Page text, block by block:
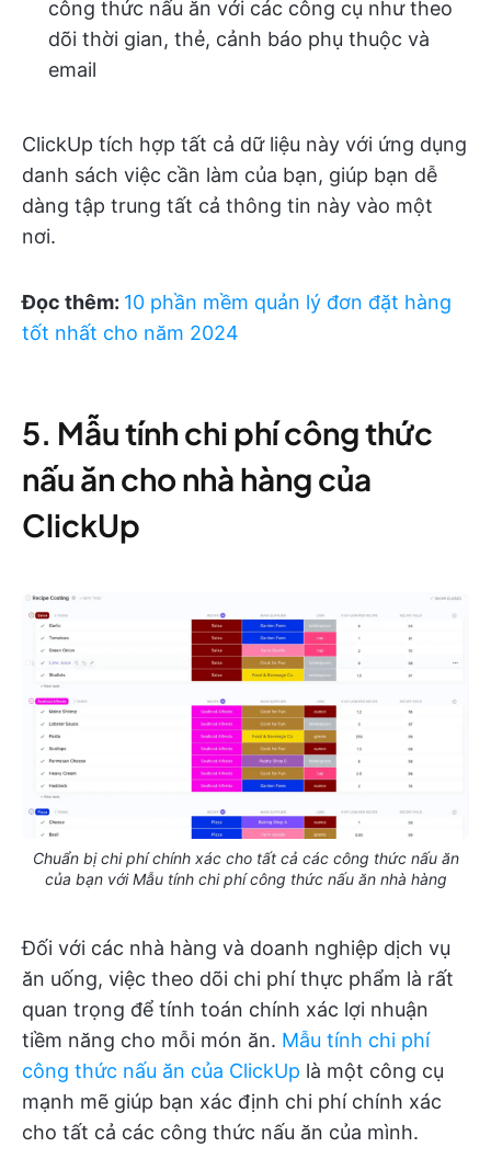
công thức nấu ăn với các công cụ như theo
dõi thời gian, thẻ, cảnh báo phụ thuộc và
email
ClickUp tích hợp tất cả dữ liệu này với ứng dụng
danh sách việc cần làm của bạn, giúp bạn dễ
dàng tập trung tất cả thông tin này vào một
nơi.
Đọc thêm: 10 phần mềm quản lý đơn đặt hàng
tốt nhất cho năm 2024
5. Mẫu tính chi phí công thức
nấu ăn cho nhà hàng của
ClickUp
Chuẩn bị chi phí chính xác cho tất cả các công thức nấu ăn
của bạn với Mẫu tính chi phí công thức nấu ăn nhà hàng
Đối với các nhà hàng và doanh nghiệp dịch vụ
ăn uống, việc theo dõi chi phí thực phẩm là rất
quan trọng để tính toán chính xác lợi nhuận
tiềm năng cho mỗi món ăn. Mẫu tính chi phí
công thức nấu ăn của ClickUp là một công cụ
mạnh mẽ giúp bạn xác định chi phí chính xác
cho tất cả các công thức nấu ăn của mình.